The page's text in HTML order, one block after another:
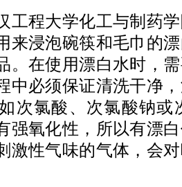
程大学化工与制药学
来浸泡碗筷和毛巾的
。在使用漂白水时，
中必须保证清洗干净
次氯酸、次氯酸钠或
强氧化性，所以有漂
激性气味的气体，会